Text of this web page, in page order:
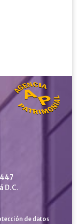
D.C.
de datos